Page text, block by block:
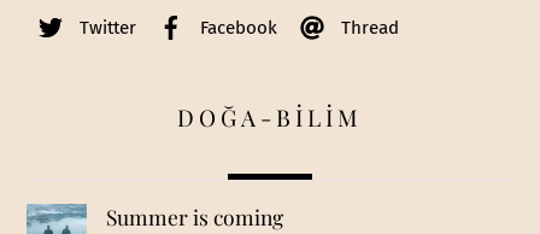
Twitter Facebook Thread
DOĞA-BİLİM
Summer is coming